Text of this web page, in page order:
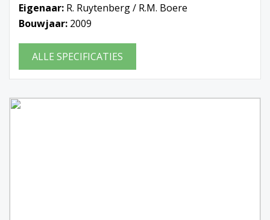
Eigenaar: R. Ruytenberg / R.M. Boere
Bouwjaar: 2009
ALLE SPECIFICATIES